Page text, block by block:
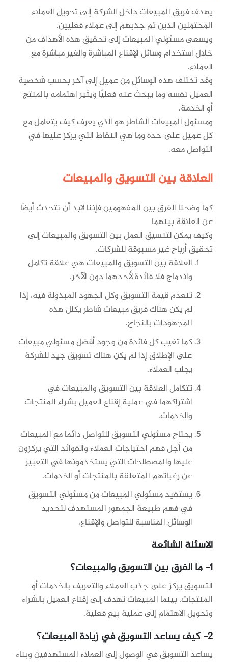
يهدف فريق المبيعات داخل الشركة إلى تحويل العملاء
المحتملين الذين تم جذبهم إلى عملاء فعليين.
ويسعى مسئولي المبيعات إلى تحقيق هذه الأهداف من
خلال استخدام وسائل الإقناع المباشرة والغير مباشرة مع
العملاء.
وقد تختلف هذه الوسائل من عميل إلى آخر بحسب شخصية
العميل نفسه وما يبحث عنه فعليًا ويثير اهتمامه بالمنتج
أو الخدمة.
ومسئول المبيعات الشاطر هو الذي يعرف كيف يتعامل مع
كل عميل على حده وما هي النقاط التي يركز عليها في
التواصل معه.
العلاقة بين التسويق والمبيعات
كما وضحنا الفرق بين المفهومين فإننا لابد أن نتحدث أيضًا
عن العلاقة بينهما
وكيف يمكن لتنسيق العمل بين التسويق والمبيعات إلى
تحقيق أرباح غير مسبوقة للشركات.
العلاقة بين التسويق والمبيعات هي علاقة تكامل
واندماج فلا فائدة لأحدهما دون الآخر.
تنعدم قيمة التسويق وكل الجهود المبذولة فيه، إذا
لم يكن هناك فريق مبيعات شاطر يكلل هذه
المجهودات بالنجاح.
كما تغيب كل فائدة من وجود أفضل مسئولي مبيعات
على الإطلاق إذا لم يكن هناك تسويق جيد للشركة
يجلب العملاء.
تتكامل العلاقة بين التسويق والمبيعات في
اشتراكهما في عملية إقناع العميل بشراء المنتجات
والخدمات.
يحتاج مسئولي التسويق للتواصل دائما مع المبيعات
من أجل فهم احتياجات العملاء والفوائد التي يركزون
عليها والمصطلحات التي يستخدمونها في التعبير
عن رغباتهم المتعلقة بالمنتجات أو الخدمات.
يستفيد مسئولي المبيعات من مسئولي التسويق
في فهم طبيعة الجمهور المستهدف لتحديد
الوسائل المناسبة للتواصل والإقناع.
الاسئلة الشائعة
1- ما الفرق بين التسويق والمبيعات؟
التسويق يركز على جذب العملاء والتعريف بالخدمات أو
المنتجات، بينما المبيعات تهدف إلى إقناع العميل بالشراء
وتحويل الاهتمام إلى عملية بيع فعلية.
2- كيف يساعد التسويق في زيادة المبيعات؟
يساعد التسويق في الوصول إلى العملاء المستهدفين وبناء